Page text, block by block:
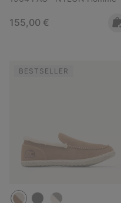
Regular price:
155,00 €
BESTSELLER